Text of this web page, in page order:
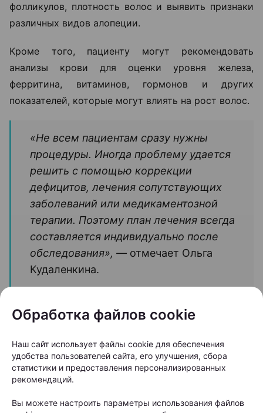
фолликулов, плотность волос и выявить признаки
различных видов алопеции.
Кроме того, пациенту могут рекомендовать
анализы крови для оценки уровня железа,
ферритина, витаминов, гормонов и других
показателей, которые могут влиять на рост волос.
«Не всем пациентам сразу нужны
процедуры. Иногда проблему удается
решить с помощью коррекции
дефицитов, лечения сопутствующих
заболеваний или медикаментозной
терапии. Поэтому план лечения всегда
составляется индивидуально после
обследования», — отмечает Ольга
Кудаленкина.
Именно поэтому специалисты советуют не тратить
месяцы на эксперименты с косметическими
средствами, а сначала выяснить причину
выпадения волос. От правильного диагноза во
многом зависит и эффективность дальнейшего
Обработка файлов cookie
Наш сайт использует файлы cookie для обеспечения
удобства пользователей сайта, его улучшения, сбора
статистики и предоставления персонализированных
рекомендаций.
Вы можете настроить параметры использования файлов